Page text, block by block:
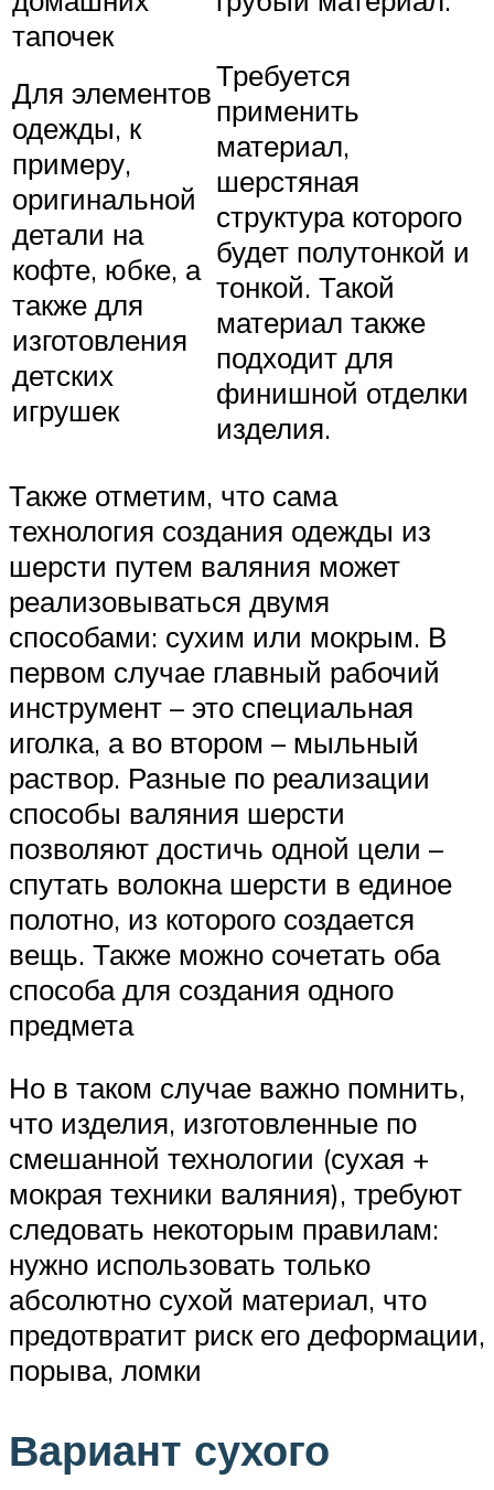
тапочек
Для элементов
одежды, к
примеру,
оригинальной
детали на
кофте, юбке, а
также для
изготовления
детских
игрушек
Требуется
применить
материал,
шерстяная
структура которого
будет полутонкой и
тонкой. Такой
материал также
подходит для
финишной отделки
изделия.
Также отметим, что сама
технология создания одежды из
шерсти путем валяния может
реализовываться двумя
способами: сухим или мокрым. В
первом случае главный рабочий
инструмент – это специальная
иголка, а во втором – мыльный
раствор. Разные по реализации
способы валяния шерсти
позволяют достичь одной цели –
спутать волокна шерсти в единое
полотно, из которого создается
вещь. Также можно сочетать оба
способа для создания одного
предмета
Но в таком случае важно помнить,
что изделия, изготовленные по
смешанной технологии (сухая +
мокрая техники валяния), требуют
следовать некоторым правилам:
нужно использовать только
абсолютно сухой материал, что
предотвратит риск его деформации,
порыва, ломки
Вариант сухого